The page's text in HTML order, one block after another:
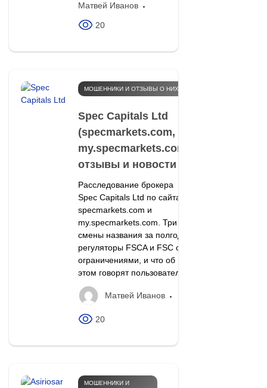
Матвей Иванов
20
МОШЕННИКИ И ОТЗЫВЫ О НИХ
Spec Capitals Ltd
(specmarkets.com,
my.specmarkets.com):
отзывы и новости
Расследование брокера
Spec Capitals Ltd по сайтам
specmarkets.com и
my.specmarkets.com. Три
смены названия за полгода,
регуляторы FSCA и FSC с
ограничениями, и что об
этом говорят пользователи.
Матвей Иванов
20
МОШЕННИКИ И